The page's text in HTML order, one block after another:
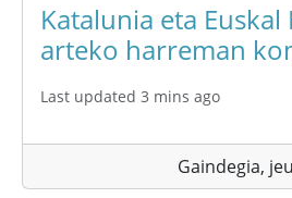
Katalunia eta
arteko harreman
Last updated 3 mins ago
Gaindegia,